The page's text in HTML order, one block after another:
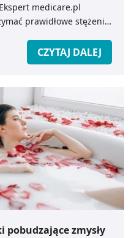
medicare.pl
prawidłowe stężenie
CZYTAJ DALEJ
pobudzające zmysły